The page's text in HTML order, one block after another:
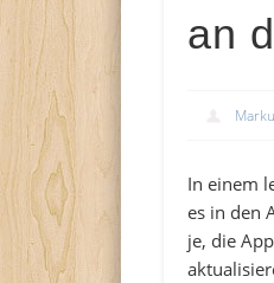
an
In einem
es in den
je, die